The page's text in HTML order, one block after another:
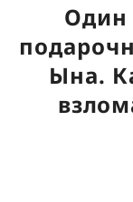
Один
Ына.